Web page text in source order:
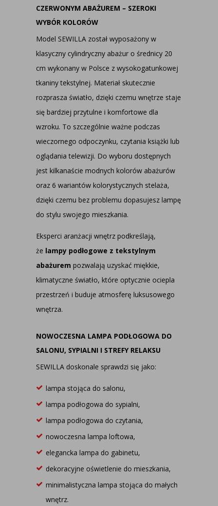
CZERWONYM ABAŻUREM – SZEROKI
WYBÓR KOLORÓW
Model SEWILLA został wyposażony w
klasyczny cylindryczny abażur o średnicy 20
cm wykonany w Polsce z wysokogatunkowej
tkaniny tekstylnej. Materiał skutecznie
rozprasza światło, dzięki czemu wnętrze staje
się bardziej przytulne i komfortowe dla
wzroku. To szczególnie ważne podczas
wieczornego odpoczynku, czytania książki lub
oglądania telewizji. Do wyboru dostępnych
jest kilkanaście modnych kolorów abażurów
oraz 6 wariantów kolorystycznych stelaża,
dzięki czemu bez problemu dopasujesz lampę
do stylu swojego mieszkania.
Eksperci aranżacji wnętrz podkreślają,
że lampy podłogowe z tekstylnym
abażurem pozwalają uzyskać miękkie,
klimatyczne światło, które optycznie ociepla
przestrzeń i buduje atmosferę luksusowego
wnętrza.
NOWOCZESNA LAMPA PODŁOGOWA DO
SALONU, SYPIALNI I STREFY RELAKSU
SEWILLA doskonale sprawdzi się jako:
lampa stojąca do salonu,
lampa podłogowa do sypialni,
lampa podłogowa do czytania,
nowoczesna lampa loftowa,
elegancka lampa do gabinetu,
dekoracyjne oświetlenie do mieszkania,
minimalistyczna lampa stojąca do małych
wnętrz.